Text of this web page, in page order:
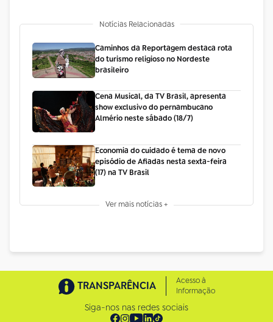
Notícias Relacionadas
Caminhos da Reportagem destaca rota
do turismo religioso no Nordeste
brasileiro
Cena Musical, da TV Brasil, apresenta
show exclusivo do pernambucano
Almério neste sábado (18/7)
Economia do cuidado é tema de novo
episódio de Afiadas nesta sexta-feira
(17) na TV Brasil
Ver mais notícias +
TRANSPARÊNCIA
Acesso à
Informação
Siga-nos nas redes sociais